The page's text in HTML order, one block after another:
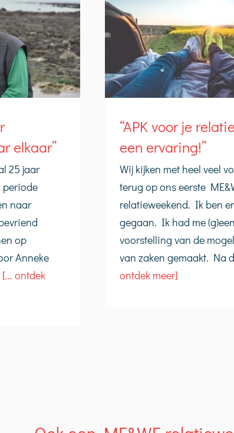
elkaar”
25 jaar
periode
naar
op
Anneke
[... ontdek
“APK voor je
een ervaring!”
Wij kijken met heel veel
terug op ons eerste
relatieweekend. Ik ben
gegaan. Ik had me
voorstelling van de
van zaken gemaakt. Na
ontdek meer]